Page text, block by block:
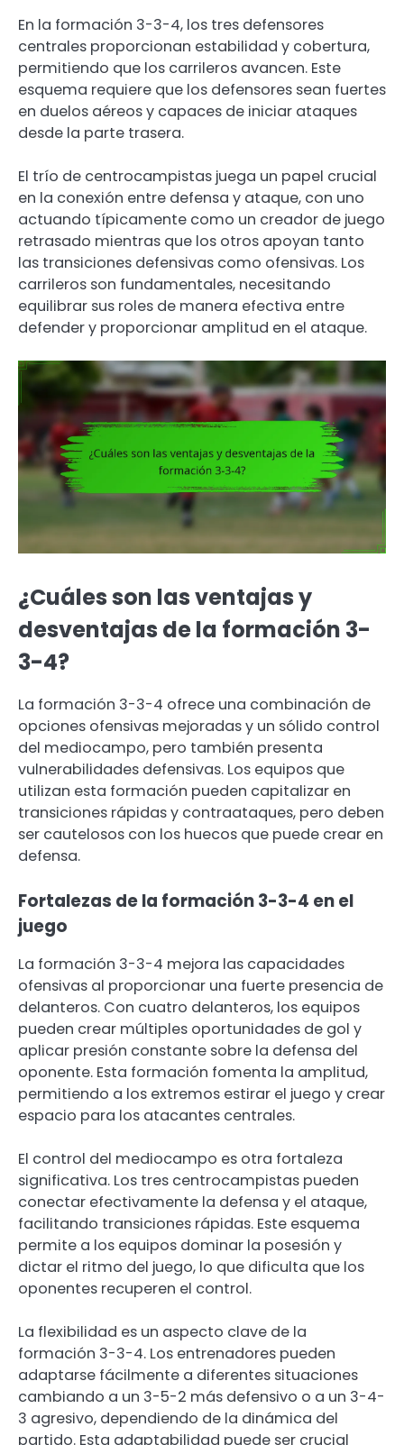
En la formación 3-3-4, los tres defensores
centrales proporcionan estabilidad y cobertura,
permitiendo que los carrileros avancen. Este
esquema requiere que los defensores sean fuertes
en duelos aéreos y capaces de iniciar ataques
desde la parte trasera.
El trío de centrocampistas juega un papel crucial
en la conexión entre defensa y ataque, con uno
actuando típicamente como un creador de juego
retrasado mientras que los otros apoyan tanto
las transiciones defensivas como ofensivas. Los
carrileros son fundamentales, necesitando
equilibrar sus roles de manera efectiva entre
defender y proporcionar amplitud en el ataque.
¿Cuáles son las ventajas y
desventajas de la formación 3-
3-4?
La formación 3-3-4 ofrece una combinación de
opciones ofensivas mejoradas y un sólido control
del mediocampo, pero también presenta
vulnerabilidades defensivas. Los equipos que
utilizan esta formación pueden capitalizar en
transiciones rápidas y contraataques, pero deben
ser cautelosos con los huecos que puede crear en
defensa.
Fortalezas de la formación 3-3-4 en el
juego
La formación 3-3-4 mejora las capacidades
ofensivas al proporcionar una fuerte presencia de
delanteros. Con cuatro delanteros, los equipos
pueden crear múltiples oportunidades de gol y
aplicar presión constante sobre la defensa del
oponente. Esta formación fomenta la amplitud,
permitiendo a los extremos estirar el juego y crear
espacio para los atacantes centrales.
El control del mediocampo es otra fortaleza
significativa. Los tres centrocampistas pueden
conectar efectivamente la defensa y el ataque,
facilitando transiciones rápidas. Este esquema
permite a los equipos dominar la posesión y
dictar el ritmo del juego, lo que dificulta que los
oponentes recuperen el control.
La flexibilidad es un aspecto clave de la
formación 3-3-4. Los entrenadores pueden
adaptarse fácilmente a diferentes situaciones
cambiando a un 3-5-2 más defensivo o a un 3-4-
3 agresivo, dependiendo de la dinámica del
partido. Esta adaptabilidad puede ser crucial